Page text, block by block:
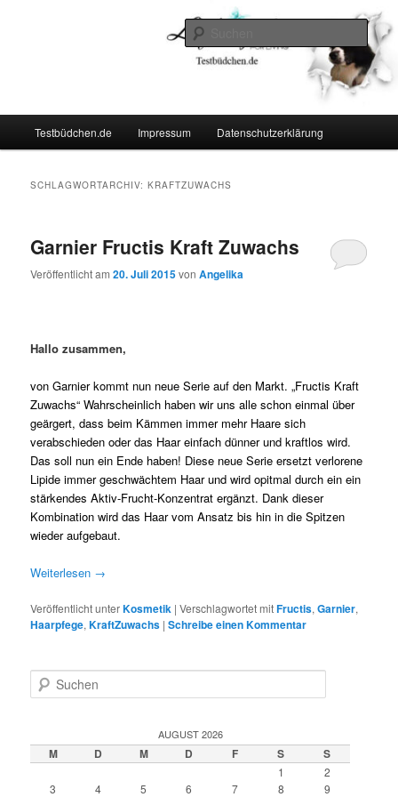
Testbüdchen.de Impressum Datenschutzerklärung
SCHLAGWORTARCHIV:KRAFTZUWACHS
Garnier Fructis Kraft Zuwachs
Veröffentlicht am20. Juli 2015vonAngelika
Hallo zusammen,
von Garnier kommt nun neue Serie auf den Markt. „Fructis Kraft
Zuwachs“ Wahrscheinlich haben wir uns alle schon einmal über
geärgert, dass beim Kämmen immer mehr Haare sich
verabschieden oder das Haar einfach dünner und kraftlos wird.
Das soll nun ein Ende haben! Diese neue Serie ersetzt verlorene
Lipide immer geschwächtem Haar und wird opitmal durch ein ein
stärkendes Aktiv-Frucht-Konzentrat ergänzt. Dank dieser
Kombination wird das Haar vom Ansatz bis hin in die Spitzen
wieder aufgebaut.
Weiterlesen →
Veröffentlicht unterKosmetik |Verschlagwortet mitFructis,Garnier,
Haarpfege,KraftZuwachs |Schreibe einen Kommentar
u
e
n
AUGUST 2026
M D M D F S S
1
2
3
4 5 6 7 8 9